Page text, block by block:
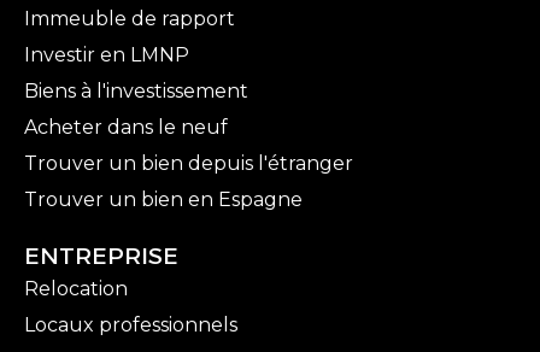
Immeuble de rapport
Investir en LMNP
Biens à l'investissement
Acheter dans le neuf
Trouver un bien depuis l'étranger
Trouver un bien en Espagne
ENTREPRISE
Relocation
Locaux professionnels